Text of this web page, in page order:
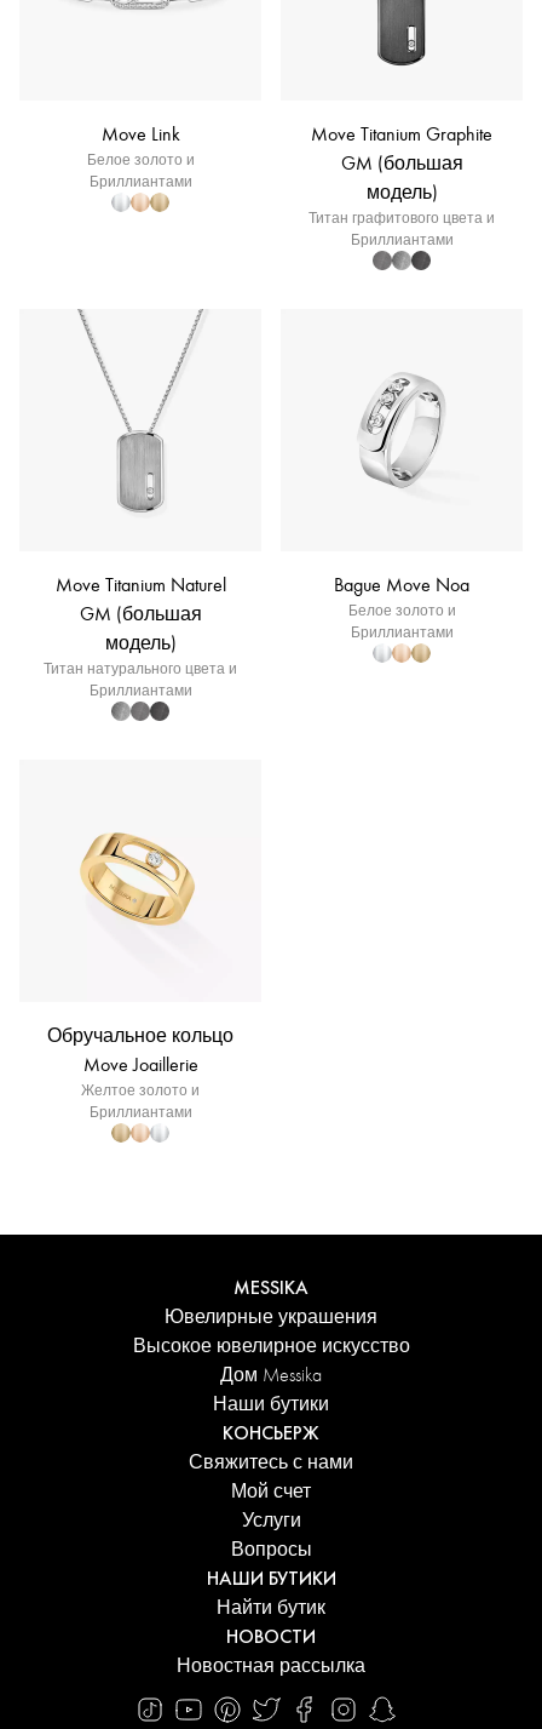
Move Link
Белое золото и
Бриллиантами
Move Titanium Graphite
GM (большая
модель)
Титан графитового цвета и
Бриллиантами
Move Titanium Naturel
GM (большая
модель)
Титан натурального цвета и
Бриллиантами
Bague Move Noa
Белое золото и
Бриллиантами
Обручальное кольцо
Move Joaillerie
Желтое золото и
Бриллиантами
MESSIKA
Ювелирные украшения
Высокое ювелирное искусство
Дом Messika
Наши бутики
КОНСЬЕРЖ
Свяжитесь с нами
Мой счет
Услуги
Вопросы
НАШИ БУТИКИ
Найти бутик
НОВОСТИ
Новостная рассылка